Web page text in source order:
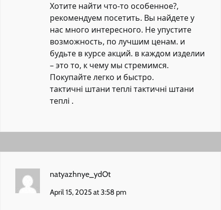
Хотите найти что-то особенное?,
рекомендуем посетить. Вы найдете у
нас много интересного. Не упустите
возможность, по лучшим ценам. и
будьте в курсе акций. в каждом изделии
– это то, к чему мы стремимся.
Покупайте легко и быстро.
тактичні штани теплі тактичні штани
теплі .
natyazhnye_ydOt
April 15, 2025 at 3:58 pm